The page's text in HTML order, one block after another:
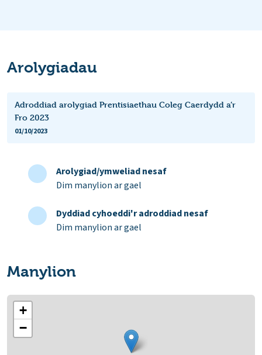
Arolygiadau
Adroddiad arolygiad Prentisiaethau Coleg Caerdydd a’r
Fro 2023
01/10/2023
Arolygiad/ymweliad nesaf
Dim manylion ar gael
Dyddiad cyhoeddi'r adroddiad nesaf
Dim manylion ar gael
Manylion
+
−